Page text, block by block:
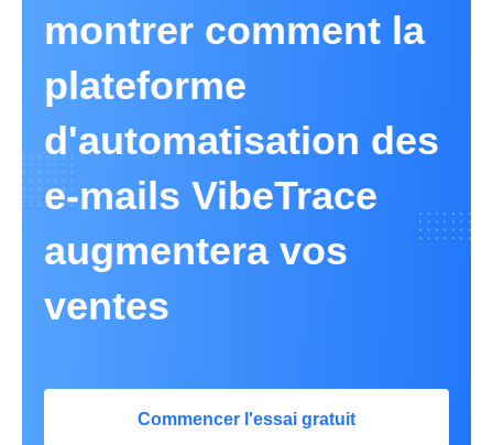
montrer comment la
plateforme
d'automatisation des
e-mails VibeTrace
augmentera vos
ventes
Commencer l'essai gratuit